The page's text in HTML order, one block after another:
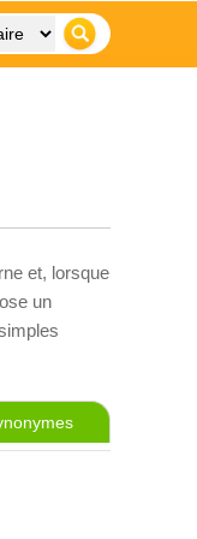
et, lorsque
un